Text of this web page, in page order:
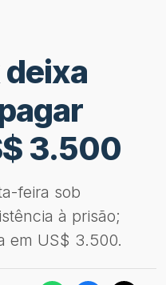
deixa
3.500
feira sob
à prisão;
em US$ 3.500.